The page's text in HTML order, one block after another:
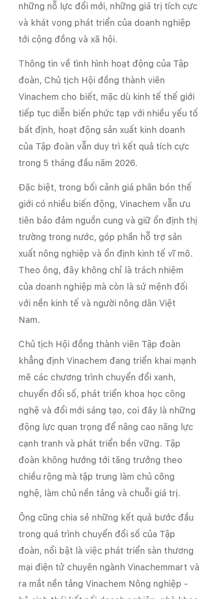
những nỗ lực đổi mới, những giá trị tích cực
và khát vọng phát triển của doanh nghiệp
tới cộng đồng và xã hội.
Thông tin về tình hình hoạt động của Tập
đoàn, Chủ tịch Hội đồng thành viên
Vinachem cho biết, mặc dù kinh tế thế giới
tiếp tục diễn biến phức tạp với nhiều yếu tố
bất định, hoạt động sản xuất kinh doanh
của Tập đoàn vẫn duy trì kết quả tích cực
trong 5 tháng đầu năm 2026.
Đặc biệt, trong bối cảnh giá phân bón thế
giới có nhiều biến động, Vinachem vẫn ưu
tiên bảo đảm nguồn cung và giữ ổn định thị
trường trong nước, góp phần hỗ trợ sản
xuất nông nghiệp và ổn định kinh tế vĩ mô.
Theo ông, đây không chỉ là trách nhiệm
của doanh nghiệp mà còn là sứ mệnh đối
với nền kinh tế và người nông dân Việt
Nam.
Chủ tịch Hội đồng thành viên Tập đoàn
khẳng định Vinachem đang triển khai mạnh
mẽ các chương trình chuyển đổi xanh,
chuyển đổi số, phát triển khoa học công
nghệ và đổi mới sáng tạo, coi đây là những
động lực quan trọng để nâng cao năng lực
cạnh tranh và phát triển bền vững. Tập
đoàn không hướng tới tăng trưởng theo
chiều rộng mà tập trung làm chủ công
nghệ, làm chủ nền tảng và chuỗi giá trị.
Ông cũng chia sẻ những kết quả bước đầu
trong quá trình chuyển đổi số của Tập
đoàn, nổi bật là việc phát triển sàn thương
mại điện tử chuyên ngành Vinachemmart và
ra mắt nền tảng Vinachem Nông nghiệp -